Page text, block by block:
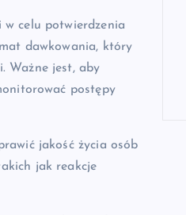
w celu potwierdzenia
dawkowania, który
Ważne jest, aby
postępy
jakość życia osób
jak reakcje